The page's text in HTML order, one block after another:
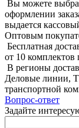
Вы можете
оформлении
выдается
Оптовым
Бесплатная
от 10
В регионы
Деловые линии,
транспортной
Вопрос-ответ
Задайте